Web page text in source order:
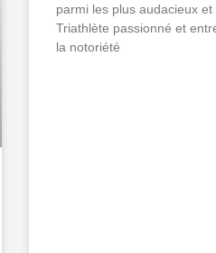
parmi les plus audacieux et
Triathlète passionné et
la notoriété